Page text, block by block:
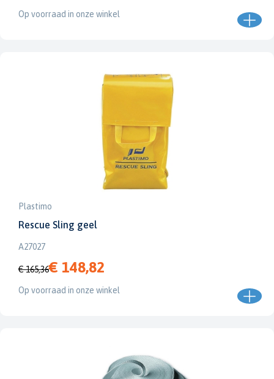
Op voorraad in onze winkel
Plastimo
Rescue Sling geel
A27027
€ 165,36€ 148,82
Op voorraad in onze winkel